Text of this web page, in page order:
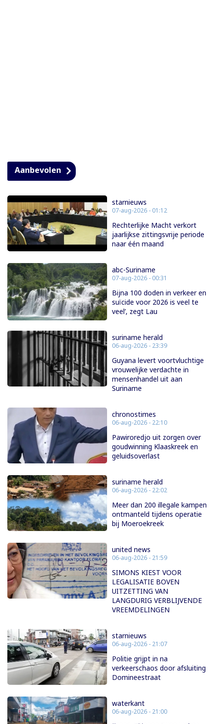
Aanbevolen
starnieuws
07-aug-2026 - 01:12
Rechterlijke Macht verkort
jaarlijkse zittingsvrije periode
naar één maand
abc-Suriname
07-aug-2026 - 00:31
Bijna 100 doden in verkeer en
suïcide voor 2026 is veel te
veel’, zegt Lau
suriname herald
06-aug-2026 - 23:39
Guyana levert voortvluchtige
vrouwelijke verdachte in
mensenhandel uit aan
Suriname
chronostimes
06-aug-2026 - 22:10
Pawiroredjo uit zorgen over
goudwinning Klaaskreek en
geluidsoverlast
suriname herald
06-aug-2026 - 22:02
Meer dan 200 illegale kampen
ontmanteld tijdens operatie
bij Moeroekreek
united news
06-aug-2026 - 21:59
SIMONS KIEST VOOR
LEGALISATIE BOVEN
UITZETTING VAN
LANGDURIG VERBLIJVENDE
VREEMDELINGEN
starnieuws
06-aug-2026 - 21:07
Politie grijpt in na
verkeerschaos door afsluiting
Domineestraat
waterkant
06-aug-2026 - 21:00